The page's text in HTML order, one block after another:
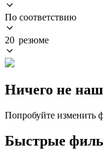
По соответствию
20 резюме
Ничего не
Попробуйте изменить
Быстрые